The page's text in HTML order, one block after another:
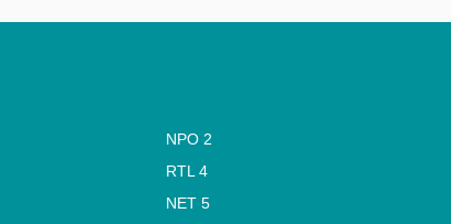
NPO 2
RTL 4
NET 5